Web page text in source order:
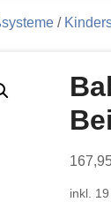
/
inkl.